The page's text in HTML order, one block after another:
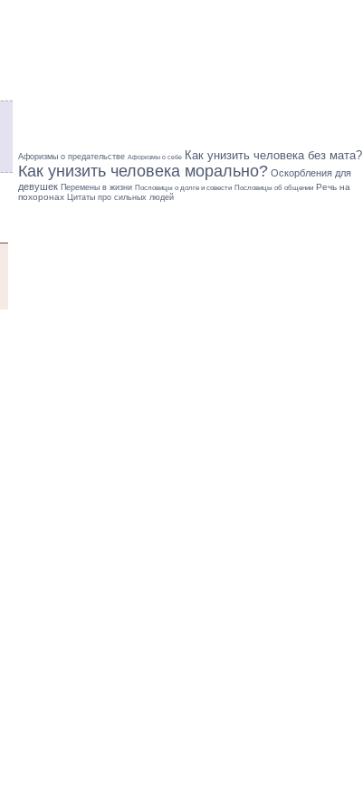
Афоризмы о предательстве Афоризмы о себе Как унизить человека без мата?
Как унизить человека морально? Оскорбления для
девушек Перемены в жизни Пословицы о долге и совести Пословицы об общении Речь на
похоронах Цитаты про сильных людей